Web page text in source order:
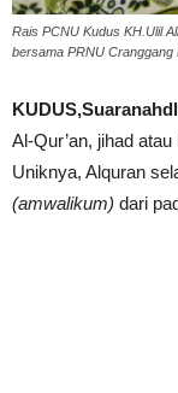
Rais PCNU Kudus KH.Ulil
bersama PRNU Cranggang
Al-Qur’an, jihad
Uniknya, Alquran
(amwalikum) dari